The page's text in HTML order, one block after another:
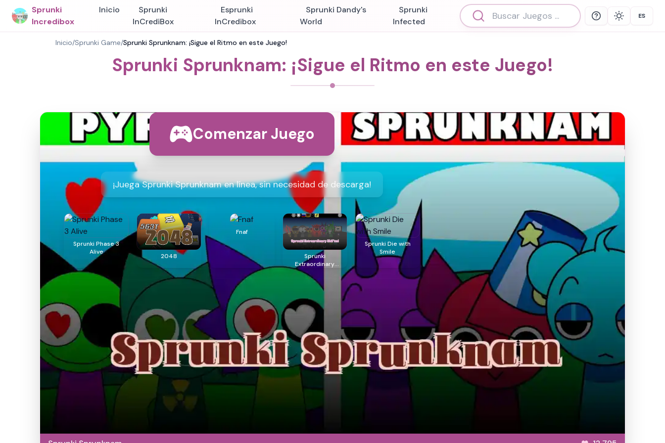
Sprunki
Incredibox
Inicio
Sprunki
InCrediBox
Esprunki
InCredibox
Sprunki Dandy's
World
Sprunki
Infected
Help Theme Select
ES
Inicio/Sprunki Game/Sprunki Sprunknam: ¡Sigue el Ritmo en este Juego!
Sprunki Sprunknam: ¡Sigue el Ritmo en este Juego!
Comenzar Juego
¡Juega Sprunki Sprunknam en línea, sin necesidad de descarga!
Sprunki Phase 3
Alive
2048
Fnaf
Sprunki
Extraordinary
Shifted
Sprunki Die with
Smile